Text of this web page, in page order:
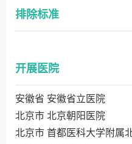
排除标准
开展医院
安徽省 安徽省立医院
北京市 北京朝阳医院
北京市 首都医科大学附属